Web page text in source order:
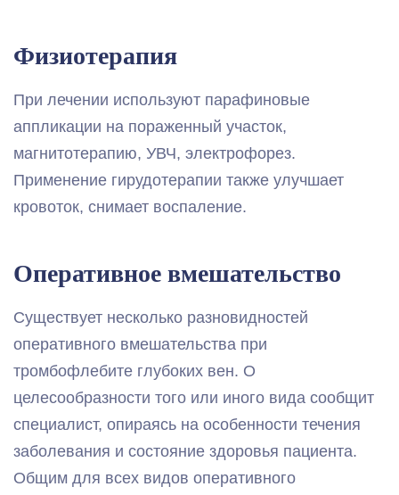
Физиотерапия
При лечении используют парафиновые
аппликации на пораженный участок,
магнитотерапию, УВЧ, электрофорез.
Применение гирудотерапии также улучшает
кровоток, снимает воспаление.
Оперативное вмешательство
Существует несколько разновидностей
оперативного вмешательства при
тромбофлебите глубоких вен. О
целесообразности того или иного вида сообщит
специалист, опираясь на особенности течения
заболевания и состояние здоровья пациента.
Общим для всех видов оперативного